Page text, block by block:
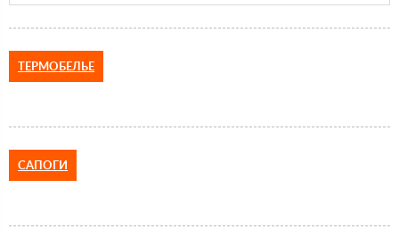
ТЕРМОБЕЛЬЕ
САПОГИ